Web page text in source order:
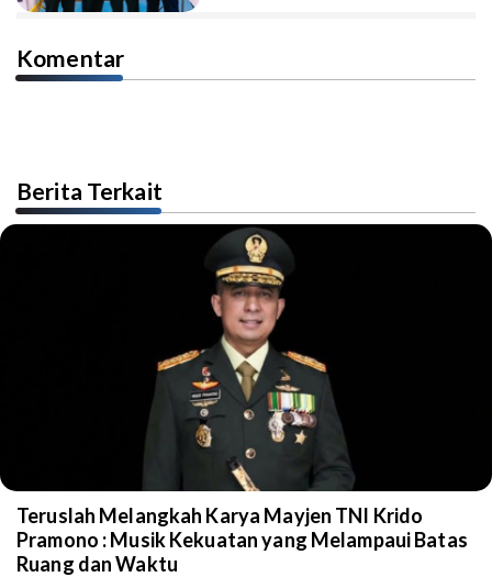
Komentar
Berita Terkait
Teruslah Melangkah Karya Mayjen TNI Krido
Pramono : Musik Kekuatan yang Melampaui Batas
Ruang dan Waktu